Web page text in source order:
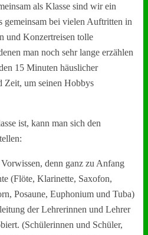
als Klasse sind wir ein
gemeinsam bei vielen Auftritten in
und Konzertreisen tolle
man noch sehr lange erzählen
15 Minuten häuslicher
Zeit, um seinen Hobbys
ist, kann man sich den
denn ganz zu Anfang
(Flöte, Klarinette, Saxofon,
Posaune, Euphonium und Tuba)
der Lehrerinnen und Lehrer
(Schülerinnen und Schüler,